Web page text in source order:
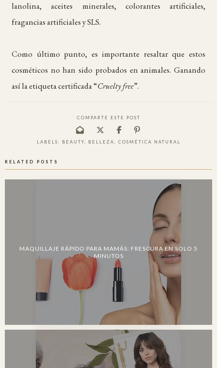
lanolina, aceites minerales, colorantes artificiales,
fragancias artificiales y SLS.
Como último punto, es importante resaltar que estos
cosméticos no han sido probados en animales. Ganando
así la etiqueta certificada “Cruelty free”.
COMPARTE ESTE POST
LABELS: BEAUTY BELLEZA COSMÉTICA NATURAL
RELATED POSTS
MAQUILLAJE RÁPIDO PARA MAMÁS: FRESCURA EN SOLO 5
MINUTOS